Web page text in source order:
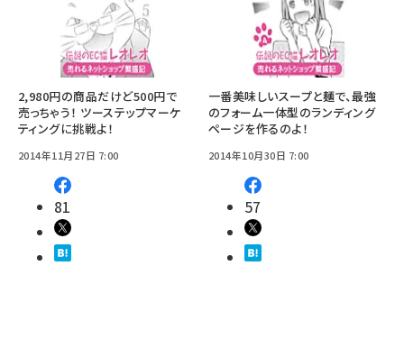
2,980円の商品だけど500円で
売っちゃう！ ツーステップマーケ
ティングに挑戦よ！
2014年11月27日 7:00
81
一番美味しいスープと麺で、最強
のフォーム一体型のランディング
ページを作るのよ！
2014年10月30日 7:00
57